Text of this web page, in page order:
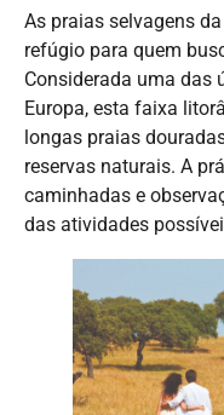
As praias selvagens
refúgio para quem
Considerada uma das
Europa, esta faixa
longas praias
reservas naturais. A
caminhadas e
das atividades